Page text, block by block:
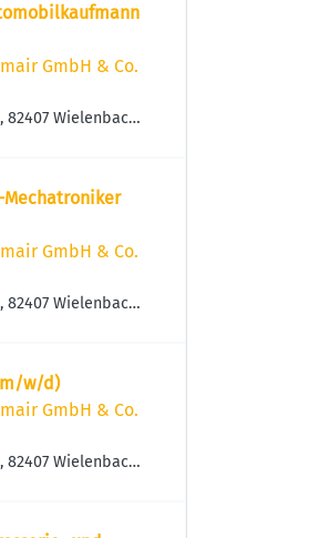
GmbH & Co.
82407 Wielenbach,
Mechatroniker
GmbH & Co.
82407 Wielenbach,
w/d)
GmbH & Co.
82407 Wielenbach,